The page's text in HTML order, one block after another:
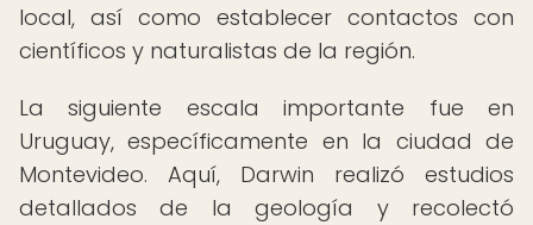
local, así como establecer contactos con
científicos y naturalistas de la región.
La siguiente escala importante fue en
Uruguay, específicamente en la ciudad de
Montevideo. Aquí, Darwin realizó estudios
detallados de la geología y recolectó